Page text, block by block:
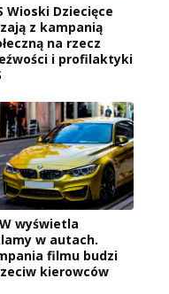
Wioski Dziecięce
z kampanią
na rzecz
i profilaktyki
wyświetla
w autach.
filmu budzi
kierowców